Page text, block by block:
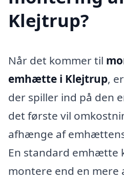
Klejtrup?
Når det kommer til
emhætte i Klejtrup,
der spiller ind på den
det første vil
afhænge af
En standard emhætte
montere end en mere